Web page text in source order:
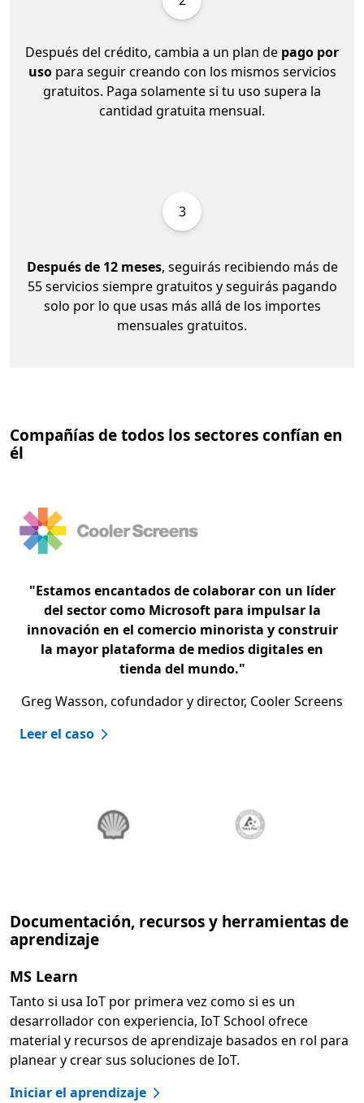
Después del crédito, cambia a un plan de pago por
usopara seguir creando con los mismos servicios
gratuitos. Paga solamente si tu uso supera la
cantidad gratuita mensual.
3
Después de 12 meses, seguirás recibiendo más de
55 servicios siempre gratuitos y seguirás pagando
solo por lo que usas más allá de los importes
mensuales gratuitos.
Compañías de todos los sectores confían en
él
"Estamos encantados de colaborar con un líder
del sector como Microsoft para impulsar la
innovación en el comercio minorista y construir
la mayor plataforma de medios digitales en
tienda del mundo."
Greg Wasson, cofundador y director, Cooler Screens
Leer el caso
Documentación, recursos y herramientas de
aprendizaje
MS Learn
Tanto si usa IoT por primera vez como si es un
desarrollador con experiencia, IoT School ofrece
material y recursos de aprendizaje basados en rol para
planear y crear sus soluciones de IoT.
Iniciar el aprendizaje